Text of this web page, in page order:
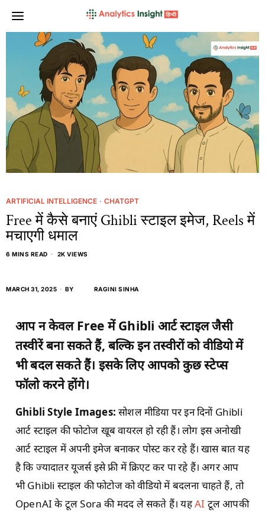
ARTIFICIAL INTELLIGENCE · CHATGPT
Free में कैसे बनाएं Ghibli स्टाइल इमेज, Reels में
मचाएगी धमाल
6 MINS READ 2K VIEWS
MARCH 31, 2025 BY RAGINI SINHA
आप न केवल Free में Ghibli आर्ट स्टाइल जैसी
तस्वीरें बना सकते हैं, बल्कि इन तस्वीरों को वीडियो में
भी बदल सकते हैं। इसके लिए आपको कुछ स्टेप्स
फॉलो करने होंगे।
Ghibli Style Images: सोशल मीडिया पर इन दिनों Ghibli
आर्ट स्टाइल की फोटोज खूब वायरल हो रही हैं। लोग इस अनोखी
आर्ट स्टाइल में अपनी इमेज बनाकर पोस्ट कर रहे हैं। खास बात यह
है कि ज्यादातर यूजर्स इसे फ्री में क्रिएट कर पा रहे हैं। अगर आप
भी Ghibli स्टाइल की फोटोज को वीडियो में बदलना चाहते हैं, तो
OpenAI के टूल Sora की मदद ले सकते हैं। यहAI टूल आपकी